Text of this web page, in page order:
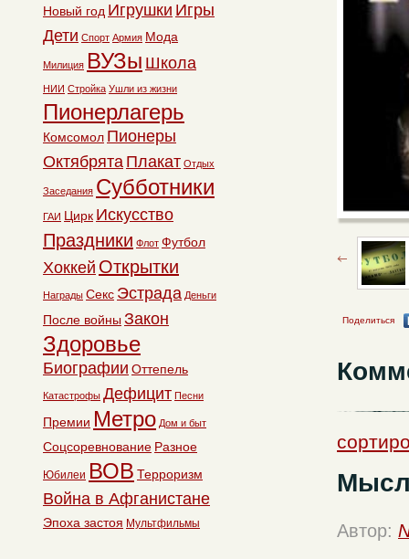
Поделиться
Автор:
Новый год Игрушки Игры
Дети Спорт Армия Мода
Милиция ВУЗы Школа
НИИ Стройка Ушли из жизни
Пионерлагерь
Комсомол Пионеры
Октябрята Плакат Отдых
Заседания Субботники
ГАИ Цирк Искусство
Праздники Флот Футбол
Хоккей Открытки
Награды Секс Эстрада Деньги
После войны Закон
Здоровье
Биографии Оттепель
Катастрофы Дефицит Песни
Премии Метро Дом и быт
Соцсоревнование Разное
Юбилеи ВОВ Терроризм
Война в Афганистане
Эпоха застоя Мультфильмы